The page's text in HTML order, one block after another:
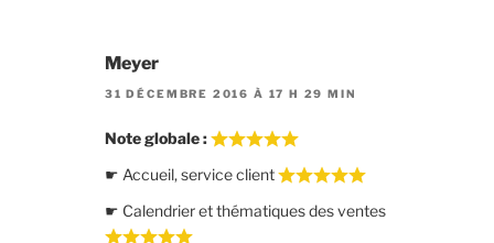
Meyer
31 DÉCEMBRE 2016 À 17 H 29 MIN
Note globale :
☛ Accueil, service client
☛ Calendrier et thématiques des ventes